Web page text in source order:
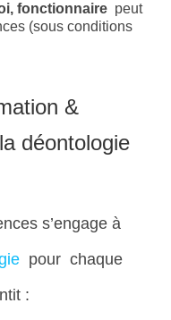
fonctionnaire peut
(sous conditions
&
déontologie
s’engage à
pour chaque
: